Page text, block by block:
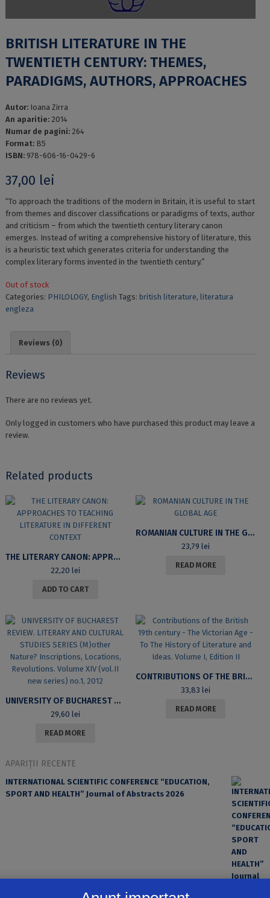
BRITISH LITERATURE IN THE
TWENTIETH CENTURY: THEMES,
PARADIGMS, AUTHORS, APPROACHES
Autor: Ioana Zirra
An aparitie: 2014
Numar de pagini: 264
Format: B5
ISBN: 978-606-16-0429-6
37,00 lei
“To approach the traditions of the modern in Britain, it is useful to start
from themes and discover classifications or paradigms of texts, author
and criticism – from which the twentieth century literary canon
emerges. Instead of writing a comprehensive history of literature, this
is a heuristic text which generates criteria for understanding the
complex literary forms invented in the twentieth century.”
Out of stock
Categories: PHILOLOGY, English Tags: british literature, literatura
engleza
Reviews (0)
Reviews
There are no reviews yet.
Only logged in customers who have purchased this product may leave a
review.
Related products
THE LITERARY CANON: APPROACHES TO TEACHING LITERATURE IN DIFFERENT CONTEXT
22,20 lei
ADD TO CART
ROMANIAN CULTURE IN THE GLOBAL AGE
23,79lei
READ MORE
UNIVERSITY OF BUCHAREST REVIEW. LITERARY AND CULTURAL STUDIES SERIES (M)OTHER NATURE? INSCRIPTIONS, LOCATIONS, REVOLUTIONS. VOLUME XIV (VOL.II NEW SERIES) NO.1, 2012
29,60 lei
READ MORE
CONTRIBUTIONS OF THE BRITISH 19TH CENTURY – THE VICTORIAN AGE – TO THE HISTORY OF LITERATURE AND IDEAS. VOLUME I, EDITION II
33,83lei
READ MORE
APARIȚII RECENTE
INTERNATIONAL SCIENTIFIC CONFERENCE “EDUCATION,
SPORT AND HEALTH” Journal of Abstracts 2026